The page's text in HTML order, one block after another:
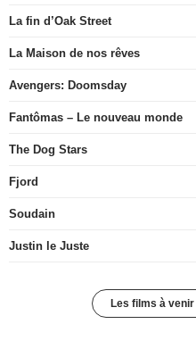
La fin d’Oak Street
La Maison de nos rêves
Avengers: Doomsday
Fantômas – Le nouveau monde
The Dog Stars
Fjord
Soudain
Justin le Juste
Les films à